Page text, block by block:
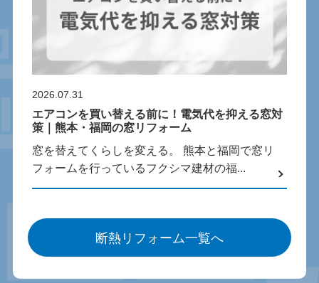
2026.07.31
エアコンを買い替える前に！電気代を抑える窓対
策｜熊本・福岡の窓リフォーム
窓を替えてくらしを変える。 熊本と福岡で窓リ
フォームを行っているフクシマ建材の福...
断熱リフォーム一覧へ